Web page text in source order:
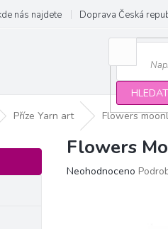
nás najdete Doprava Česká
HLEDAT
Příze Yarn art Flowers
Flowers
Průměrné
Neohodnoceno